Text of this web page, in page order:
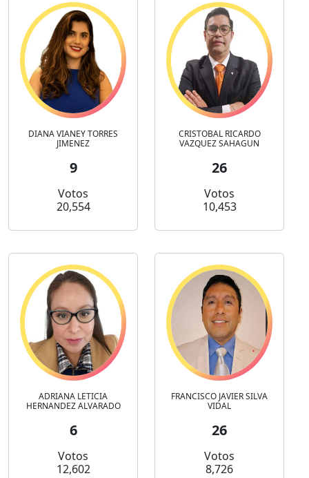
DIANA VIANEY TORRES
JIMENEZ
9
Votos
20,554
CRISTOBAL RICARDO
VAZQUEZ SAHAGUN
26
Votos
10,453
ADRIANA LETICIA
HERNANDEZ ALVARADO
6
Votos
12,602
FRANCISCO JAVIER SILVA
VIDAL
26
Votos
8,726